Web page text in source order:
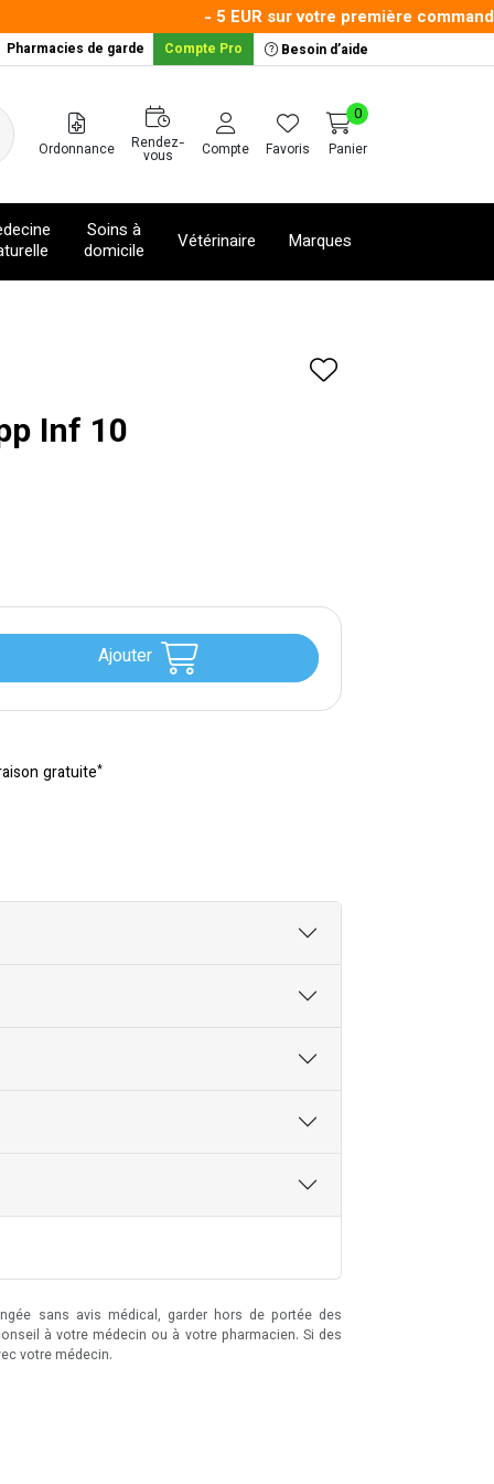
- 5 EUR sur votre première commande
Pharmacies de garde Compte Pro Besoin d’aide
Ordonnance Rendez-
vous Compte Favoris Panier
0
Soins à
domicile
Vétérinaire Marques
Inf 10
Ajouter
gratuite*
sans avis médical, garder hors de portée des
à votre médecin ou à votre pharmacien. Si des
votre médecin.